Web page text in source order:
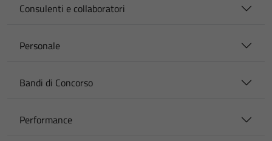
Consulenti e collaboratori
Personale
Bandi di Concorso
Performance